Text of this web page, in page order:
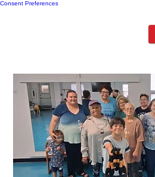
Consent Preferences